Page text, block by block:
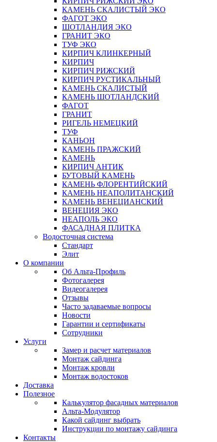
КАМЕНЬ СКАЛИСТЫЙ ЭКО
ФАГОТ ЭКО
ШОТЛАНДИЯ ЭКО
ГРАНИТ ЭКО
ТУФ ЭКО
КИРПИЧ КЛИНКЕРНЫЙ
КИРПИЧ
КИРПИЧ РИЖСКИЙ
КИРПИЧ РУСТИКАЛЬНЫЙ
КАМЕНЬ СКАЛИСТЫЙ
КАМЕНЬ ШОТЛАНДСКИЙ
ФАГОТ
ГРАНИТ
РИГЕЛЬ НЕМЕЦКИЙ
ТУФ
КАНЬОН
КАМЕНЬ ПРАЖСКИЙ
КАМЕНЬ
КИРПИЧ АНТИК
БУТОВЫЙ КАМЕНЬ
КАМЕНЬ ФЛОРЕНТИЙСКИЙ
КАМЕНЬ НЕАПОЛИТАНСКИЙ
КАМЕНЬ ВЕНЕЦИАНСКИЙ
ВЕНЕЦИЯ ЭКО
НЕАПОЛЬ ЭКО
ФАСАДНАЯ ПЛИТКА
Водосточная система
Стандарт
Элит
О компании
Об Альта-Профиль
Фотогалерея
Видеогалерея
Отзывы
Часто задаваемые вопросы
Новости
Гарантии и сертификаты
Сотрудники
Услуги
Замер и расчет материалов
Монтаж сайдинга
Монтаж кровли
Монтаж водостоков
Доставка
Полезное
Калькулятор фасадных материалов
Альта-Модулятор
Какой сайдинг выбрать
Инструкции по монтажу сайдинга
Контакты